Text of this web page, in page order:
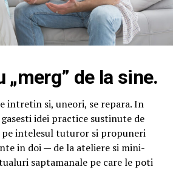
„merg” de la sine.
intretin si, uneori, se repara. In
idei practice sustinute de
intelesul tuturor si propuneri
in doi — de la ateliere si mini-
saptamanale pe care le poti